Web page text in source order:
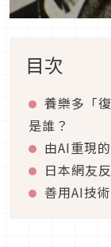
目次
養樂多「
是誰？
由AI重現
日本網友
善用AI技